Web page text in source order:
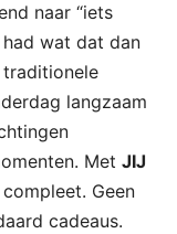
naar “iets
had wat dat dan
langzaam
Met JIJ
Geen
cadeaus.